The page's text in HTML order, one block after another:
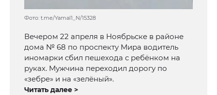
Фото: t.me/Yamal1_N/15328
Вечером 22 апреля в Ноябрьске в районе
дома № 68 по проспекту Мира водитель
иномарки сбил пешехода с ребёнком на
руках. Мужчина переходил дорогу по
«зебре» и на «зелёный».
Читать далее >